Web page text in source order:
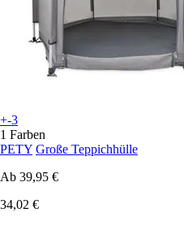
+-3
1 Farben
PETY Große Teppichhülle
Ab 39,95 €
34,02 €